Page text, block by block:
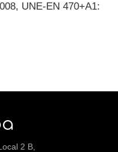
UNE-EN 470+A1:
2 B,